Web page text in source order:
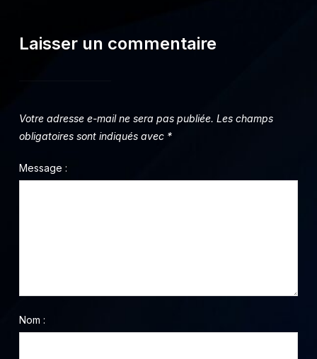
Laisser un commentaire
Votre adresse e-mail ne sera pas publiée. Les champs
obligatoires sont indiqués avec *
Message :
Nom :